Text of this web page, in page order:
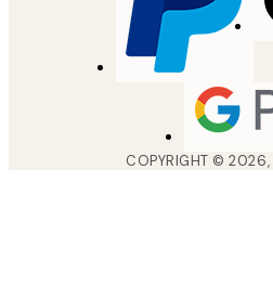
COPYRIGHT ©2026,